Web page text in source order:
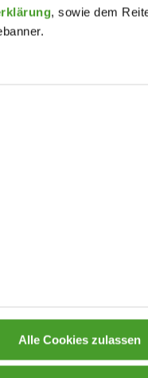
, sowie dem
Alle Cookies zulassen
Mag. Walter